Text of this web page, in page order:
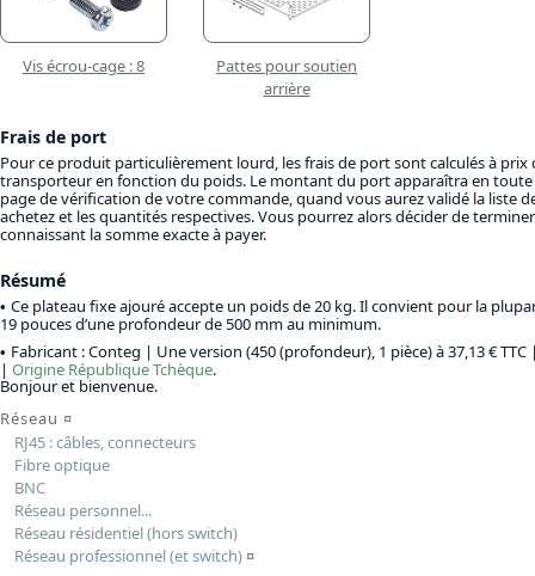
Vis écrou-cage : 8
Pattes pour soutien
arrière
Frais de port
Pour ce produit particulièrement lourd, les frais de port sont calculés à
transporteur en fonction du poids. Le montant du port apparaîtra en toute
page de vérification de votre commande, quand vous aurez validé la liste
achetez et les quantités respectives. Vous pourrez alors décider de
connaissant la somme exacte à payer.
Résumé
Ce plateau fixe ajouré accepte un poids de 20 kg. Il convient pour la
19 pouces d’une profondeur de 500 mm au minimum.
Fabricant : Conteg | Une version (450 (profondeur), 1 pièce) à 37,13 € TTC
| Origine République Tchèque.
Bonjour et bienvenue.
Réseau ¤
RJ45 : câbles, connecteurs
Fibre optique
BNC
Réseau personnel...
Réseau résidentiel (hors switch)
Réseau professionnel (et switch)¤